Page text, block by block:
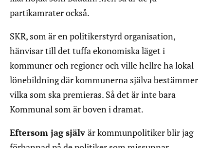
partikamrater också.
SKR, som är en politikerstyrd organisation,
hänvisar till det tuffa ekonomiska läget i
kommuner och regioner och ville hellre ha lokal
lönebildning där kommunerna själva bestämmer
vilka som ska premieras. Så det är inte bara
Kommunal som är boven i dramat.
Eftersom jag själv är kommunpolitiker blir jag